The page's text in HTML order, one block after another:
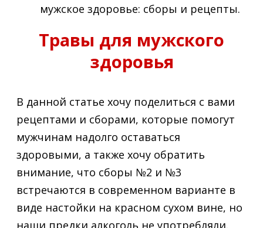
мужское здоровье: сборы и рецепты.
Травы для мужского
здоровья
В данной статье хочу поделиться с вами
рецептами и сборами, которые помогут
мужчинам надолго оставаться
здоровыми, а также хочу обратить
внимание, что сборы №2 и №3
встречаются в современном варианте в
виде настойки на красном сухом вине, но
наши предки алкоголь не употребляли.